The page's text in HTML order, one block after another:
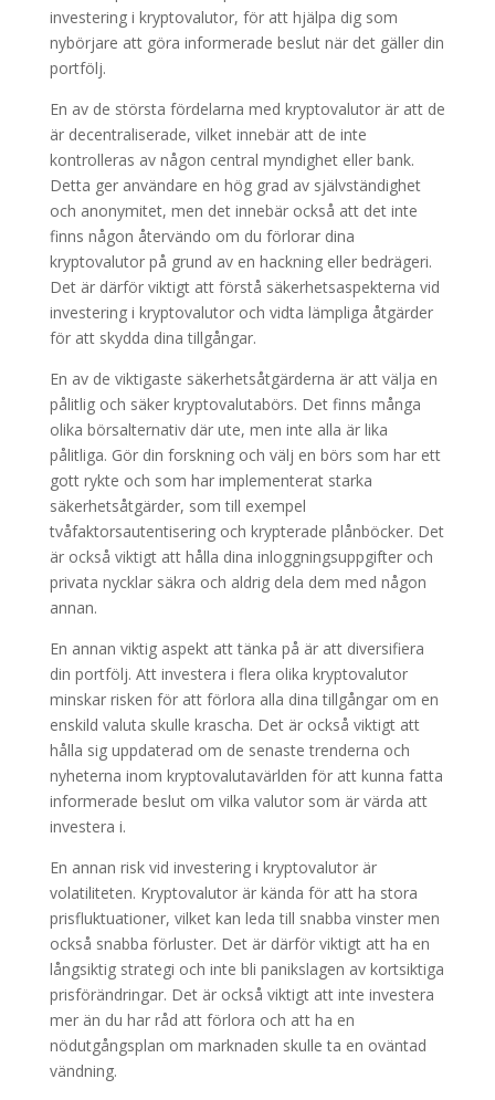
investering i kryptovalutor, för att hjälpa dig som
nybörjare att göra informerade beslut när det gäller din
portfölj.
En av de största fördelarna med kryptovalutor är att de
är decentraliserade, vilket innebär att de inte
kontrolleras av någon central myndighet eller bank.
Detta ger användare en hög grad av självständighet
och anonymitet, men det innebär också att det inte
finns någon återvändo om du förlorar dina
kryptovalutor på grund av en hackning eller bedrägeri.
Det är därför viktigt att förstå säkerhetsaspekterna vid
investering i kryptovalutor och vidta lämpliga åtgärder
för att skydda dina tillgångar.
En av de viktigaste säkerhetsåtgärderna är att välja en
pålitlig och säker kryptovalutabörs. Det finns många
olika börsalternativ där ute, men inte alla är lika
pålitliga. Gör din forskning och välj en börs som har ett
gott rykte och som har implementerat starka
säkerhetsåtgärder, som till exempel
tvåfaktorsautentisering och krypterade plånböcker. Det
är också viktigt att hålla dina inloggningsuppgifter och
privata nycklar säkra och aldrig dela dem med någon
annan.
En annan viktig aspekt att tänka på är att diversifiera
din portfölj. Att investera i flera olika kryptovalutor
minskar risken för att förlora alla dina tillgångar om en
enskild valuta skulle krascha. Det är också viktigt att
hålla sig uppdaterad om de senaste trenderna och
nyheterna inom kryptovalutavärlden för att kunna fatta
informerade beslut om vilka valutor som är värda att
investera i.
En annan risk vid investering i kryptovalutor är
volatiliteten. Kryptovalutor är kända för att ha stora
prisfluktuationer, vilket kan leda till snabba vinster men
också snabba förluster. Det är därför viktigt att ha en
långsiktig strategi och inte bli panikslagen av kortsiktiga
prisförändringar. Det är också viktigt att inte investera
mer än du har råd att förlora och att ha en
nödutgångsplan om marknaden skulle ta en oväntad
vändning.